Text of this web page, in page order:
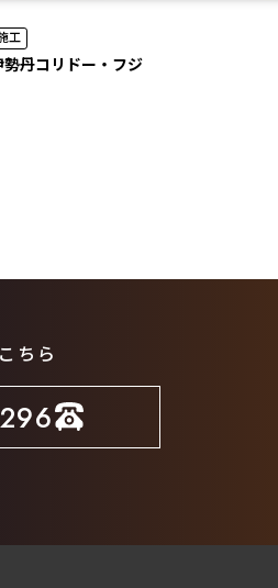
工
丹コリドー・フジ
ちら